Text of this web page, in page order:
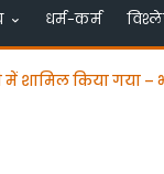
धर्म-कर्म
में शामिल किया